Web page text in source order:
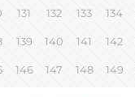
131 132 133 134
139 140 141 142
146 147 148 149